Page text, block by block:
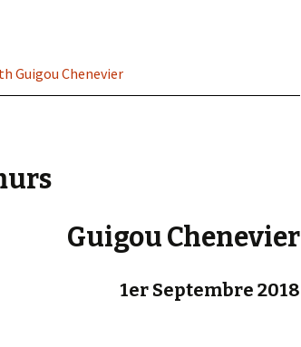
Guigou Chenevier
Guigou Chenevier
1er Septembre 2018